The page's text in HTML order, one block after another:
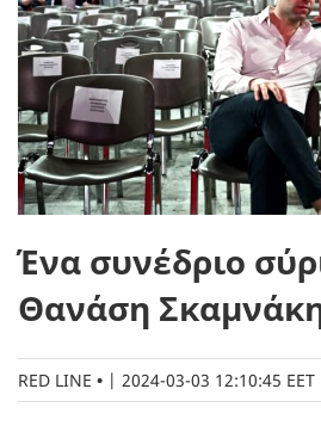
Ένα συνέδριο
Θανάση
RED LINE | 2024-03-03 12:10:45 EET